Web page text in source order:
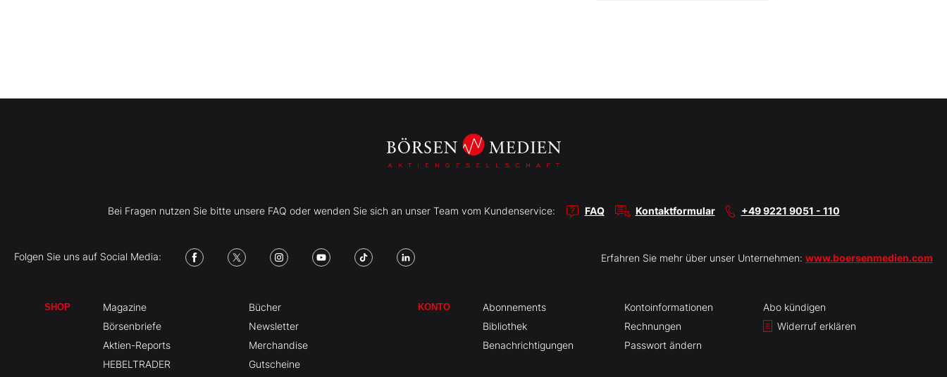
Bei Fragen nutzen Sie bitte unsere FAQ oder wenden Sie sich an unser Team vom Kundenservice: FAQ Kontaktformular +49 9221 9051 - 110
Folgen Sie uns auf Social Media: Erfahren Sie mehr über unser Unternehmen: www.boersenmedien.com
SHOP
Magazine
Börsenbriefe
Aktien-Reports
HEBELTRADER
Bücher
Newsletter
Merchandise
Gutscheine
KONTO
Abonnements
Bibliothek
Benachrichtigungen
Kontoinformationen
Rechnungen
Passwort ändern
Abo kündigen
Widerruf erklären